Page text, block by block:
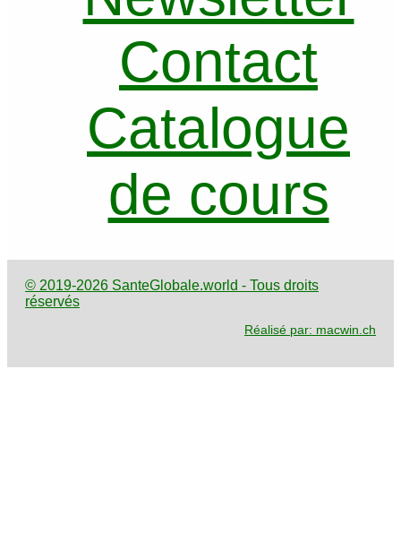
Contact
Catalogue
de cours
© 2019-2026 SanteGlobale.world - Tous droits
réservés
Réalisé par: macwin.ch